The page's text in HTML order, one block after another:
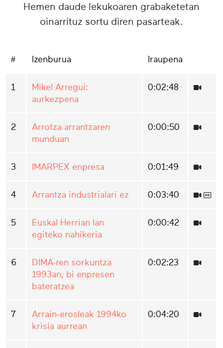
Hemen daude lekukoaren grabaketetan
oinarrituz sortu diren pasarteak.
# Izenburua Iraupena
1
Mikel Arregui:
aurkezpena
0:02:48
2
Arrotza arrantzaren
munduan
0:00:50
3 IMARPEX enpresa 0:01:49
4 Arrantza industrialari ez 0:03:40
5
Euskal Herrian lan
egiteko nahikeria
0:00:42
6
DIMA-ren sorkuntza
1993an, bi enpresen
bateratzea
0:02:23
7
Arrain-erosleak 1994ko
krisia aurrean
0:04:20